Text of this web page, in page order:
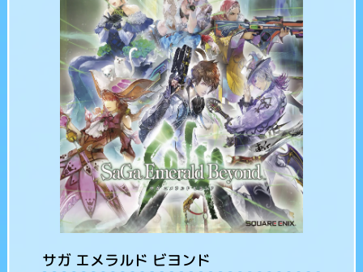
サガ エメラルド ビヨンド